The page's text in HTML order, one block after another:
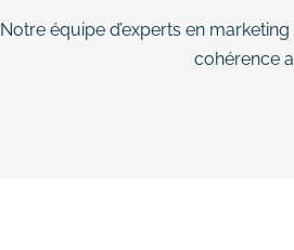
Notre équipe d’experts en
cohérence